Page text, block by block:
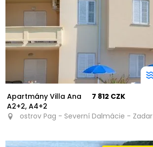
Apartmány Villa Ana
A2+2, A4+2
7 812 CZK
ostrov Pag - Severní Dalmácie - Zadar